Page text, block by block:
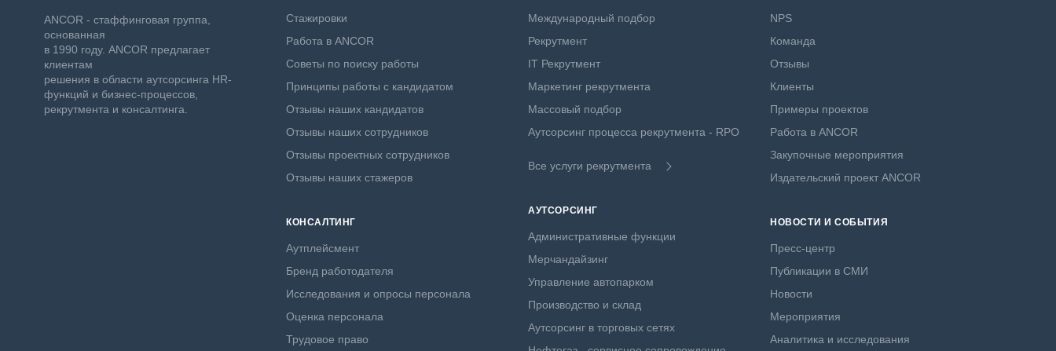
ANCOR - стаффинговая группа,
основанная
в 1990 году. ANCOR предлагает
клиентам
решения в области аутсорсинга HR-
функций и бизнес-процессов,
рекрутмента и консалтинга.
Стажировки
Работа в ANCOR
Советы по поиску работы
Принципы работы с кандидатом
Отзывы наших кандидатов
Отзывы наших сотрудников
Отзывы проектных сотрудников
Отзывы наших стажеров
КОНСАЛТИНГ
Аутплейсмент
Бренд работодателя
Исследования и опросы персонала
Оценка персонала
Трудовое право
Международный подбор
Рекрутмент
IT Рекрутмент
Маркетинг рекрутмента
Массовый подбор
Аутсорсинг процесса рекрутмента - RPO
Все услуги рекрутмента
АУТСОРСИНГ
Административные функции
Мерчандайзинг
Управление автопарком
Производство и склад
Аутсорсинг в торговых сетях
NPS
Команда
Отзывы
Клиенты
Примеры проектов
Работа в ANCOR
Закупочные мероприятия
Издательский проект ANCOR
НОВОСТИ И СОБЫТИЯ
Пресс-центр
Публикации в СМИ
Новости
Мероприятия
Аналитика и исследования